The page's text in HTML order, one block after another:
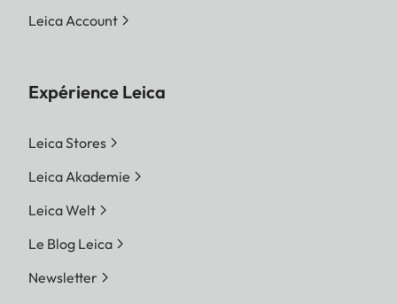
Leica Account
Expérience Leica
Leica Stores
Leica Akademie
Leica Welt
Le Blog Leica
Newsletter